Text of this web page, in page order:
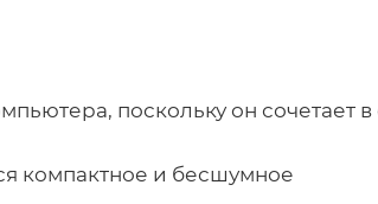
поскольку он сочетает в
компактное и бесшумное